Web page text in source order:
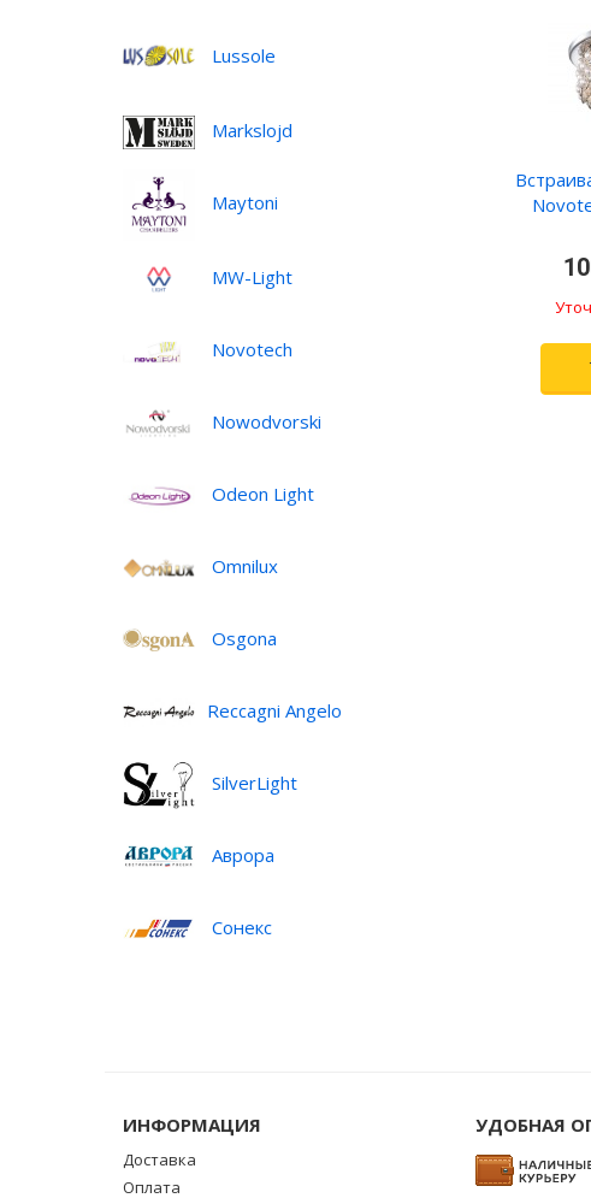
Lussole
Markslojd
Maytoni
MW-Light
Novotech
Nowodvorski
Odeon Light
Omnilux
Osgona
Reccagni Angelo
SilverLight
Аврора
Сонекс
ИНФОРМАЦИЯ
Доставка
Оплата
УДОБНАЯ